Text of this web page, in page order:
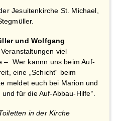
Jesuitenkirche St. Michael,
und Wolfgang
viel
– Wer kannn uns beim Auf-
eine „Schicht“ beim
meldet euch bei Marion und
für die Auf-Abbau-Hilfe“.
in der Kirche